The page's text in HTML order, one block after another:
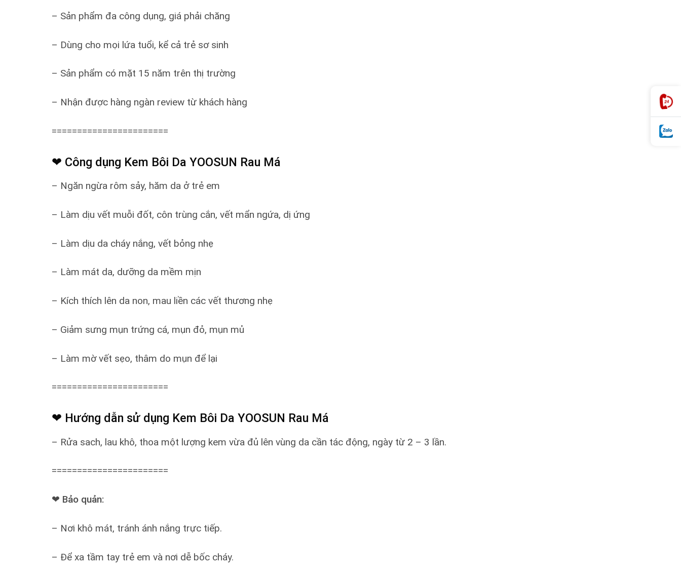
– Sản phẩm đa công dụng, giá phải chăng
– Dùng cho mọi lứa tuổi, kể cả trẻ sơ sinh
– Sản phẩm có mặt 15 năm trên thị trường
– Nhận được hàng ngàn review từ khách hàng
=======================
❤ Công dụng Kem Bôi Da YOOSUN Rau Má
– Ngăn ngừa rôm sảy, hăm da ở trẻ em
– Làm dịu vết muỗi đốt, côn trùng cắn, vết mẩn ngứa, dị ứng
– Làm dịu da cháy nắng, vết bỏng nhẹ
– Làm mát da, dưỡng da mềm mịn
– Kích thích lên da non, mau liền các vết thương nhẹ
– Giảm sưng mụn trứng cá, mụn đỏ, mụn mủ
– Làm mờ vết sẹo, thâm do mụn để lại
=======================
❤ Hướng dẫn sử dụng Kem Bôi Da YOOSUN Rau Má
– Rửa sach, lau khô, thoa một lượng kem vừa đủ lên vùng da cần tác động, ngày từ 2 – 3 lần.
=======================
❤ Bảo quản:
– Nơi khô mát, tránh ánh nắng trực tiếp.
– Để xa tầm tay trẻ em và nơi dễ bốc cháy.